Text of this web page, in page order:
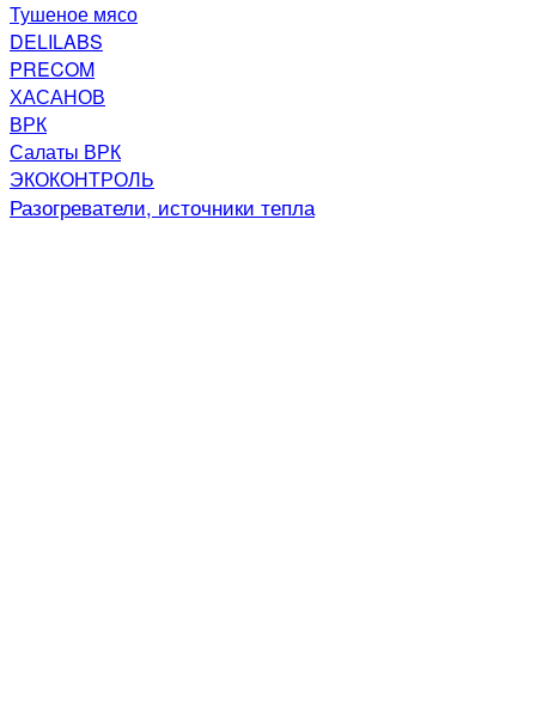
Тушеное мясо
DELILABS
PRECOM
ХАСАНОВ
ВРК
Салаты ВРК
ЭКОКОНТРОЛЬ
Разогреватели, источники тепла